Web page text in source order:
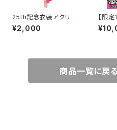
25th記念衣装アクリル
スタンド
¥2,000
【限
ファン
Pチケ
商品一覧に戻る